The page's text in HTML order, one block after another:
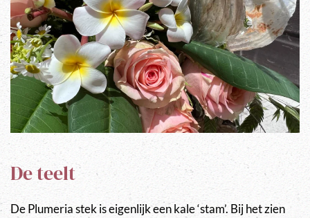
De teelt
De Plumeria stek is eigenlijk een kale ‘stam’. Bij het zien